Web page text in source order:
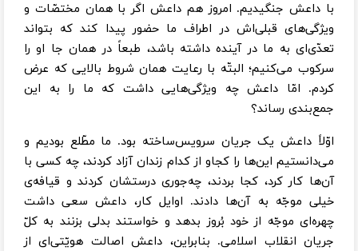
با داعش جنگیدیم. امروز هم داعش اگر با همان مختصّات و
ویژگی‌های قبلی‌اش در اطراف ما حضور پیدا کند که بتواند
تعدّی‌ای به ما در آینده داشته باشد، طبعاً در همان جا او را
سرکوب می‌کنیم؛ البتّه با رعایت همان شروط بالایی که عرض
کردم. امّا داعش چه ویژگی‌هایی داشت که ما را به این
جمع‌بندی رساند؟
اوّلاً داعش یک جریان سرویس‌ساخته بود. ما مطّلع بودیم و
می‌دانستیم این‌ها را کجاو از کدام زندان آزاد کردند، چه کسی با
آن‌ها کار کرد، کجا بردند، چه‌جوری درستشان کردند و قیافه‌ی
خیلی موجّه به آن‌ها دادند. اوایل کار، داعش سعی داشت
چهره‌ای موجّه از خود بُروز بدهد و خواستند بدلی بزنند به کلّ
جریان انقلاب اسلامی. بنابراین، داعش اصالت هویّتی‌ای از